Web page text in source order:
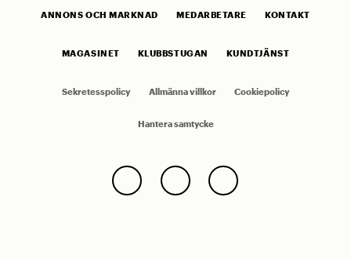
ANNONS OCH MARKNAD MEDARBETARE KONTAKT
MAGASINET KLUBBSTUGAN KUNDTJÄNST
Sekretesspolicy Allmänna villkor Cookiepolicy
Hantera samtycke